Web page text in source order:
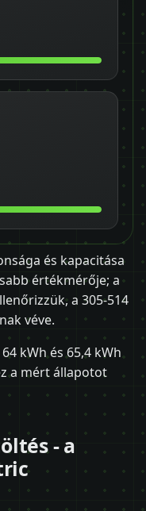
és kapacitása
értékmérője; a
a 305-514
véve.
kWh és 65,4 kWh
a mért állapotot
- a